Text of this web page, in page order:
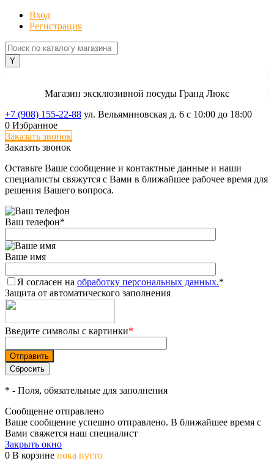
Вход
Регистрация
Магазин эксклюзивной посуды Гранд Люкс
+7 (908) 155-22-88 ул. Вельяминовская д. 6 с 10:00 до 18:00
0 Избранное
Заказать звонок
Заказать звонок
Оставьте Ваше сообщение и контактные данные и наши
специалисты свяжутся с Вами в ближайшее рабочее время для
решения Вашего вопроса.
Ваш телефон*
Ваше имя
Я согласен на обработку персональных данных.*
Защита от автоматического заполнения
Введите символы с картинки*
* - Поля, обязательные для заполнения
Сообщение отправлено
Ваше сообщение успешно отправлено. В ближайшее время с
Вами свяжется наш специалист
Закрыть окно
0 В корзине пока пусто